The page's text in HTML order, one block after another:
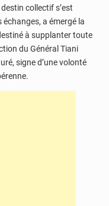
collectif s’est
a émergé la
à supplanter toute
du Général Tiani
signe d’une volonté